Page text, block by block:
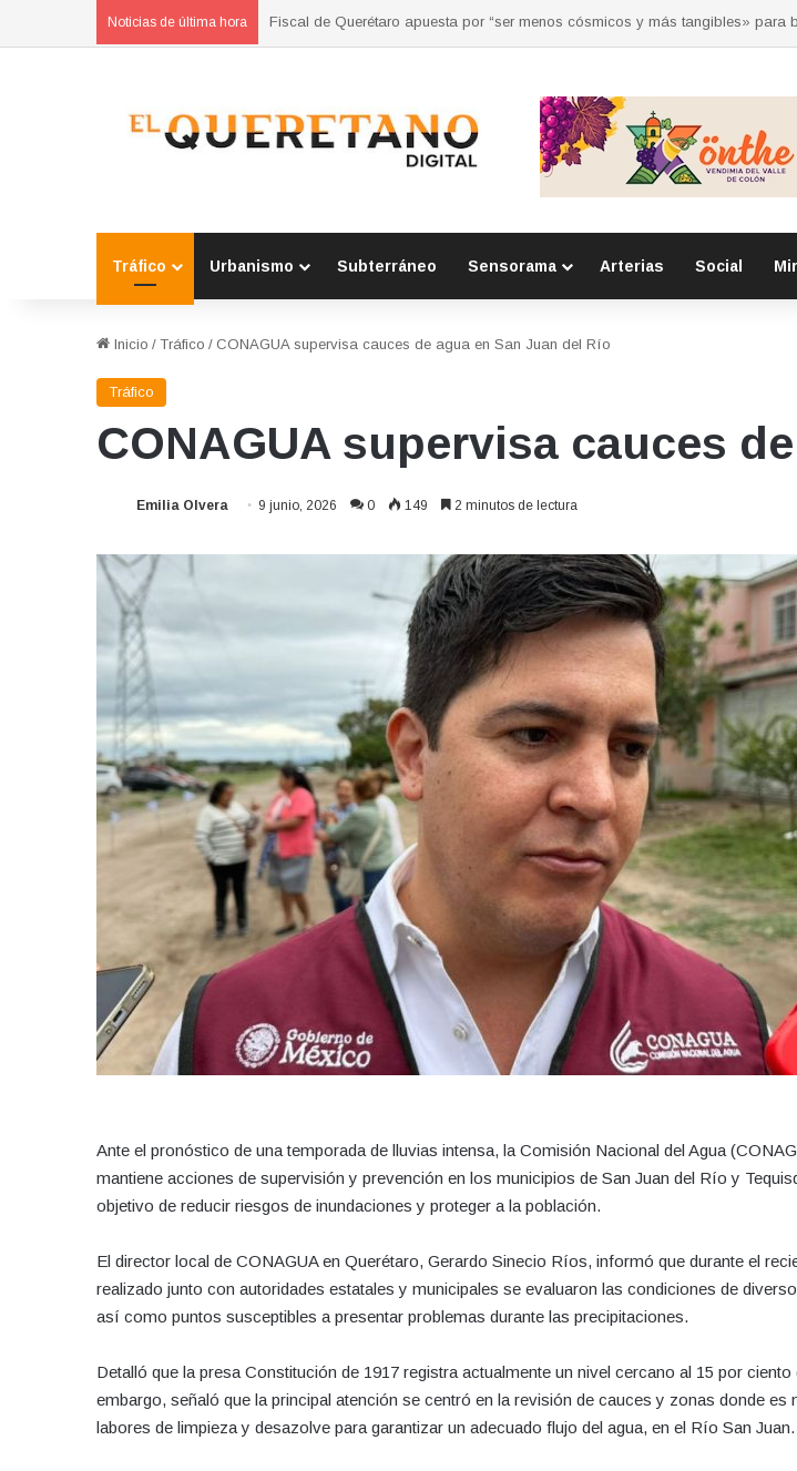
Noticias de última hora Refuerzan municipios coordinación por la seguridad durante sesión estatal
Tráfico Urbanismo Subterráneo Sensorama Arterias Social
Inicio / Tráfico / CONAGUA supervisa cauces de agua en San Juan del Río
Tráfico
CONAGUA supervisa cauces
Emilia Olvera 9 junio, 2026 0 149 2 minutos de lectura
Ante el pronóstico de una temporada de lluvias intensa, la Comisión Nacional del Agua
mantiene acciones de supervisión y prevención en los municipios de San Juan del Río y
objetivo de reducir riesgos de inundaciones y proteger a la población.
El director local de CONAGUA en Querétaro, Gerardo Sinecio Ríos, informó que durante el
realizado junto con autoridades estatales y municipales se evaluaron las condiciones de
así como puntos susceptibles a presentar problemas durante las precipitaciones.
Detalló que la presa Constitución de 1917 registra actualmente un nivel cercano al 15 por ciento
embargo, señaló que la principal atención se centró en la revisión de cauces y zonas donde es
labores de limpieza y desazolve para garantizar un adecuado flujo del agua, en el Río San Juan.